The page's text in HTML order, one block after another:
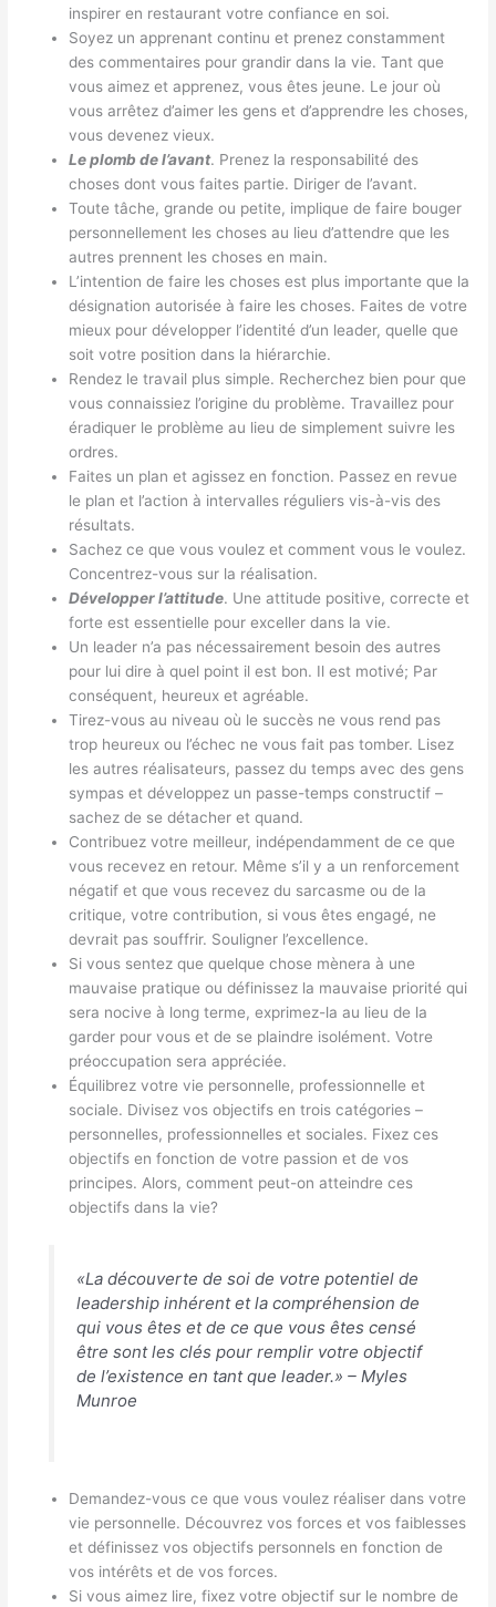
inspirer en restaurant votre confiance en soi.
Soyez un apprenant continu et prenez constamment
des commentaires pour grandir dans la vie. Tant que
vous aimez et apprenez, vous êtes jeune. Le jour où
vous arrêtez d’aimer les gens et d’apprendre les choses,
vous devenez vieux.
Le plomb de l’avant. Prenez la responsabilité des
choses dont vous faites partie. Diriger de l’avant.
Toute tâche, grande ou petite, implique de faire bouger
personnellement les choses au lieu d’attendre que les
autres prennent les choses en main.
L’intention de faire les choses est plus importante que la
désignation autorisée à faire les choses. Faites de votre
mieux pour développer l’identité d’un leader, quelle que
soit votre position dans la hiérarchie.
Rendez le travail plus simple. Recherchez bien pour que
vous connaissiez l’origine du problème. Travaillez pour
éradiquer le problème au lieu de simplement suivre les
ordres.
Faites un plan et agissez en fonction. Passez en revue
le plan et l’action à intervalles réguliers vis-à-vis des
résultats.
Sachez ce que vous voulez et comment vous le voulez.
Concentrez-vous sur la réalisation.
Développer l’attitude. Une attitude positive, correcte et
forte est essentielle pour exceller dans la vie.
Un leader n’a pas nécessairement besoin des autres
pour lui dire à quel point il est bon. Il est motivé; Par
conséquent, heureux et agréable.
Tirez-vous au niveau où le succès ne vous rend pas
trop heureux ou l’échec ne vous fait pas tomber. Lisez
les autres réalisateurs, passez du temps avec des gens
sympas et développez un passe-temps constructif –
sachez de se détacher et quand.
Contribuez votre meilleur, indépendamment de ce que
vous recevez en retour. Même s’il y a un renforcement
négatif et que vous recevez du sarcasme ou de la
critique, votre contribution, si vous êtes engagé, ne
devrait pas souffrir. Souligner l’excellence.
Si vous sentez que quelque chose mènera à une
mauvaise pratique ou définissez la mauvaise priorité qui
sera nocive à long terme, exprimez-la au lieu de la
garder pour vous et de se plaindre isolément. Votre
préoccupation sera appréciée.
Équilibrez votre vie personnelle, professionnelle et
sociale. Divisez vos objectifs en trois catégories –
personnelles, professionnelles et sociales. Fixez ces
objectifs en fonction de votre passion et de vos
principes. Alors, comment peut-on atteindre ces
objectifs dans la vie?
«La découverte de soi de votre potentiel de
leadership inhérent et la compréhension de
qui vous êtes et de ce que vous êtes censé
être sont les clés pour remplir votre objectif
de l’existence en tant que leader.» – Myles
Munroe
Demandez-vous ce que vous voulez réaliser dans votre
vie personnelle. Découvrez vos forces et vos faiblesses
et définissez vos objectifs personnels en fonction de
vos intérêts et de vos forces.
Si vous aimez lire, fixez votre objectif sur le nombre de